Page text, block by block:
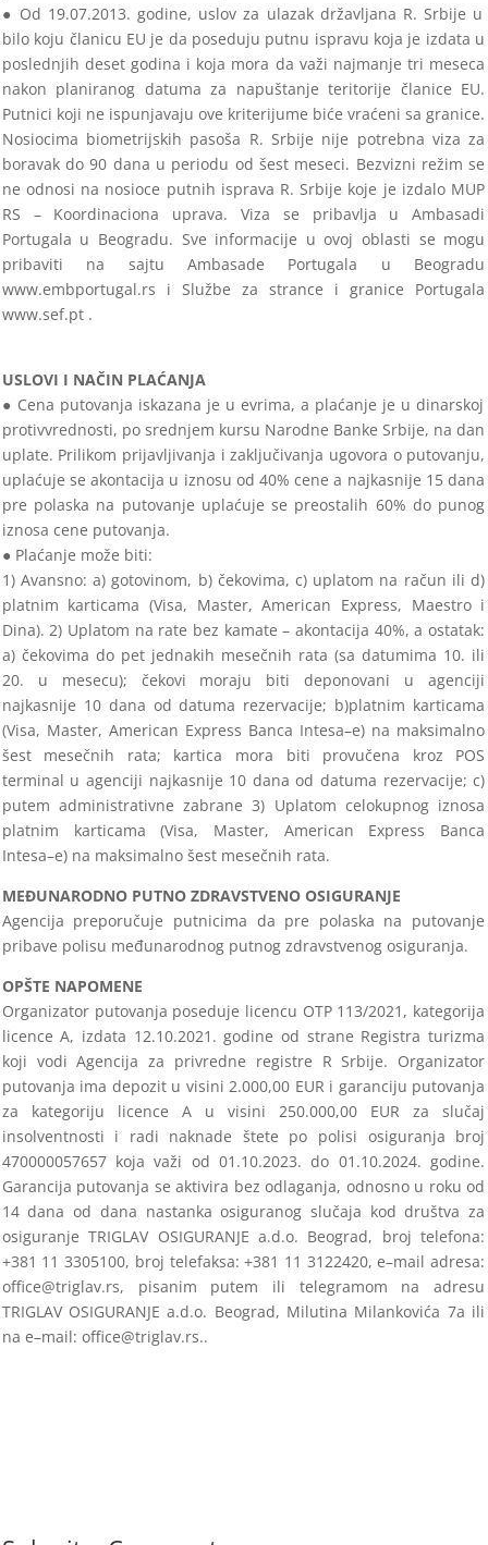
● Od 19.07.2013. godine, uslov za ulazak državljana R. Srbije u
bilo koju članicu EU je da poseduju putnu ispravu koja je izdata u
poslednjih deset godina i koja mora da važi najmanje tri meseca
nakon planiranog datuma za napuštanje teritorije članice EU.
Putnici koji ne ispunjavaju ove kriterijume biće vraćeni sa granice.
Nosiocima biometrijskih pasoša R. Srbije nije potrebna viza za
boravak do 90 dana u periodu od šest meseci. Bezvizni režim se
ne odnosi na nosioce putnih isprava R. Srbije koje je izdalo MUP
RS
– Koordinaciona uprava. Viza se pribavlja u Ambasadi
Portugala u Beogradu. Sve informacije u ovoj oblasti se mogu
pribaviti na sajtu Ambasade Portugala u Beogradu
www.embportugal.rs i Službe za strance i granice Portugala
www.sef.pt .
USLOVI I NAČIN PLAĆANJA
● Cena putovanja iskazana je u evrima, a plaćanje je u dinarskoj
protivvrednosti, po srednjem kursu Narodne Banke Srbije, na dan
uplate. Prilikom prijavljivanja i zaključivanja ugovora o putovanju,
uplaćuje se akontacija u iznosu od 40% cene a najkasnije 15 dana
pre polaska na putovanje uplaćuje se preostalih 60% do punog
iznosa cene putovanja.
● Plaćanje može biti:
1) Avansno: a) gotovinom, b) čekovima, c) uplatom na račun ili d)
platnim karticama (Visa, Master, American Express, Maestro i
Dina). 2) Uplatom na rate bez kamate – akontacija 40%, a ostatak:
a) čekovima do pet jednakih mesečnih rata (sa datumima 10. ili
20.
u mesecu); čekovi moraju biti deponovani u agenciji
najkasnije 10 dana od datuma rezervacije; b)platnim karticama
(Visa, Master, American Express Banca Intesa–e) na maksimalno
šest mesečnih rata; kartica
mora biti provučena kroz POS
terminal u agenciji najkasnije 10 dana od datuma rezervacije; c)
putem administrativne zabrane3) Uplatom celokupnog iznosa
platnim karticama (Visa, Master, American
Express Banca
Intesa–e) na maksimalno šest mesečnih rata.
MEĐUNARODNO PUTNO ZDRAVSTVENO OSIGURANJE
Agencija preporučuje putnicima da pre polaska na putovanje
pribave polisu međunarodnog putnog zdravstvenog osiguranja.
OPŠTE NAPOMENE
Organizator putovanja poseduje licencu OTP 113/2021, kategorija
licence A, izdata 12.10.2021. godine od strane Registra turizma
koji vodi Agencija za privredne registre R Srbije. Organizator
putovanja ima depozit u visini 2.000,00 EUR i garanciju putovanja
za kategoriju licence A
u visini 250.000,00 EUR za slučaj
insolventnosti i radi naknade štete po polisi osiguranja broj
470000057657 koja važi od 01.10.2023. do 01.10.2024. godine.
Garancija putovanja se aktivira bez odlaganja, odnosno u roku od
14 dana od dana nastanka osiguranog slučaja kod društva za
osiguranje TRIGLAV OSIGURANJE a.d.o. Beograd, broj telefona:
+381 11 3305100, broj telefaksa: +381 11 3122420, e–mail adresa:
office@triglav.rs, pisanim putem ili telegramom na adresu
TRIGLAV OSIGURANJE a.d.o. Beograd, Milutina Milankovića 7a ili
na e–mail: office@triglav.rs..